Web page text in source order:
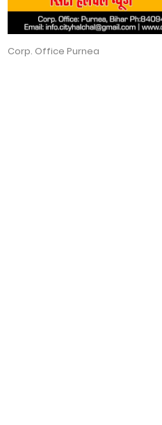
Corp. Office Purnea